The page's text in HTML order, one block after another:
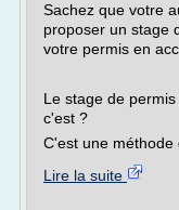
Sachez que votre
proposer un stage
votre permis en
Le stage de
c'est ?
C'est une méthode
Lire la suite